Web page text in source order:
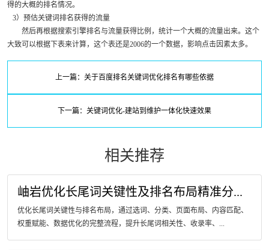
得的大概的排名情况。
3）预估关键词排名获得的流量
然后再根据搜索引擎排名与流量获得比例，统计一个大概的流量出来。这个
大致可以根据下表来计算，这个表还是2006的一个数据，影响点击因素太多。
上一篇：关于百度排名关键词优化排名有哪些依据
下一篇：关键词优化-建站到维护一体化快速效果
相关推荐
岫岩优化长尾词关键性及排名布局精准分...
优化长尾词关键性与排名布局，通过选词、分类、页面布局、内容匹配、
权重赋能、数据优化的完整流程，提升长尾词相关性、收录率、...